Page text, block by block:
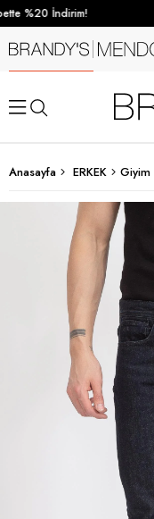
%20 İndirim!
Anasayfa ERKEK Giyim